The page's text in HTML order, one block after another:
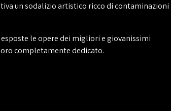
un sodalizio artistico ricco di contaminazioni
le opere dei migliori e giovanissimi
completamente dedicato.